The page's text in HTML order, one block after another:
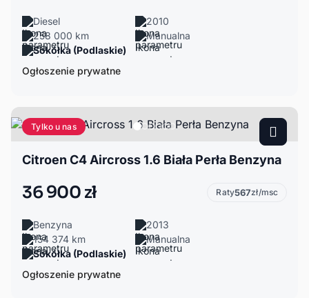
Diesel
2010
258 000 km
Manualna
Sokółka (Podlaskie)
Ogłoszenie prywatne
Tylko u nas
Citroen C4 Aircross 1.6 Biała Perła Benzyna
36 900 zł Raty567zł/msc
Benzyna
2013
154 374 km
Manualna
Sokółka (Podlaskie)
Ogłoszenie prywatne